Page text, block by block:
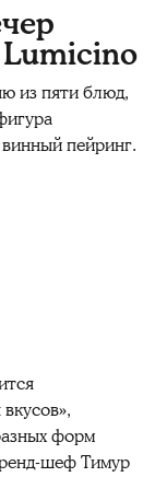
Lumicino
из пяти блюд,
пейринг.
форм
шеф Тимур